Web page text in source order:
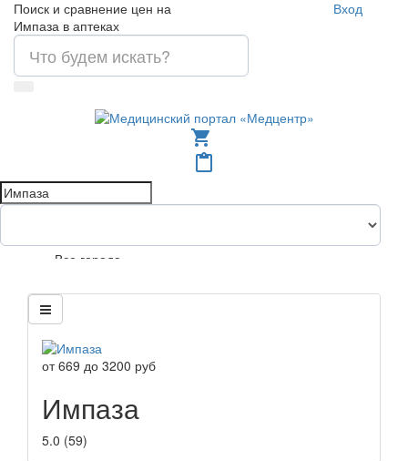
Поиск и сравнение цен на
Импаза в аптеках
Вход
shopping_cart
content_paste
Все города
от669 до 3200 руб
Импаза
5.0 (59)